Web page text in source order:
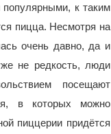
к таким
пицца. Несмотря на
очень давно, да и
не редкость, люди
посещают
в которых можно
пиццерии придётся